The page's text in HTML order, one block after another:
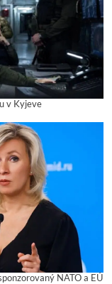
v Kyjeve
NATO a EÚ